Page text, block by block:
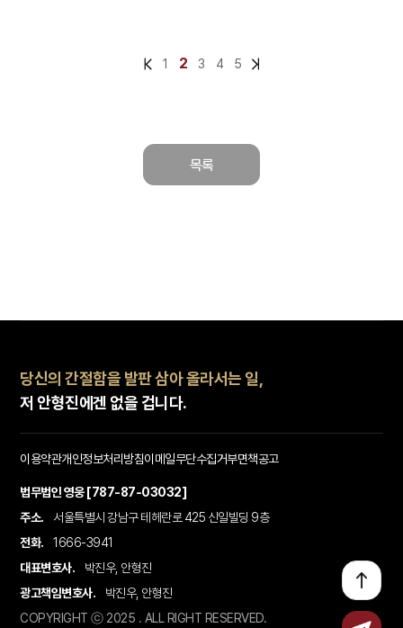
1 2 3 4 5
목록
당신의 간절함을 발판 삼아 올라서는 일,
저 안형진에겐 없을 겁니다.
법무법인 영웅 [787-87-03032]
주소.
서울특별시 강남구 테헤란로 425 신일빌딩 9층
전화.
1666-3941
대표변호사.
박진우, 안형진
광고책임변호사.
박진우, 안형진
COPYRIGHT ⓒ 2025 . ALL RIGHT RESERVED.
이용약관개인정보처리방침이메일무단수집거부면책공고